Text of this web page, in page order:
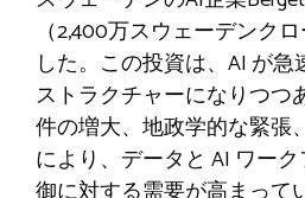
（2,400万スウェーデンク
した。この投資は、AI が
ストラクチャーになりつつ
件の増大、地政学的な緊張
により、データと AI ワー